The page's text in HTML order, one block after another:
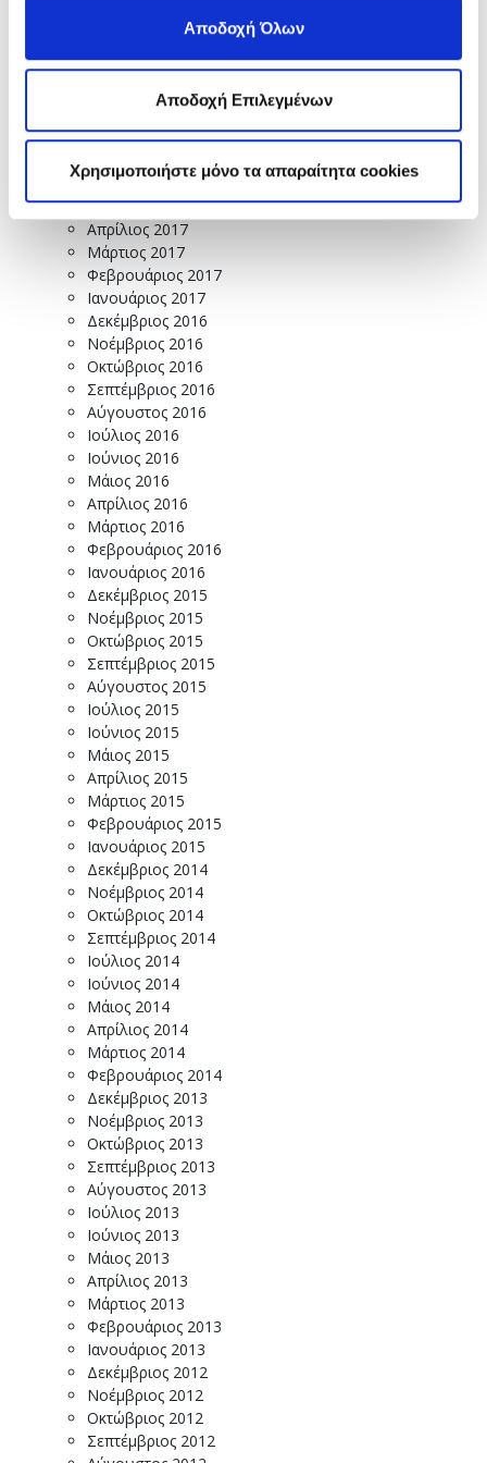
Αποδοχή Όλων
Αποδοχή Επιλεγμένων
Χρησιμοποιήστε μόνο τα απαραίτητα cookies
Ιανουάριος 2018
Νοέμβριος 2017
Οκτώβριος 2017
Σεπτέμβριος 2017
Αύγουστος 2017
Ιούλιος 2017
Ιούνιος 2017
Μάιος 2017
Απρίλιος 2017
Μάρτιος 2017
Φεβρουάριος 2017
Ιανουάριος 2017
Δεκέμβριος 2016
Νοέμβριος 2016
Οκτώβριος 2016
Σεπτέμβριος 2016
Αύγουστος 2016
Ιούλιος 2016
Ιούνιος 2016
Μάιος 2016
Απρίλιος 2016
Μάρτιος 2016
Φεβρουάριος 2016
Ιανουάριος 2016
Δεκέμβριος 2015
Νοέμβριος 2015
Οκτώβριος 2015
Σεπτέμβριος 2015
Αύγουστος 2015
Ιούλιος 2015
Ιούνιος 2015
Μάιος 2015
Απρίλιος 2015
Μάρτιος 2015
Φεβρουάριος 2015
Ιανουάριος 2015
Δεκέμβριος 2014
Νοέμβριος 2014
Οκτώβριος 2014
Σεπτέμβριος 2014
Ιούλιος 2014
Ιούνιος 2014
Μάιος 2014
Απρίλιος 2014
Μάρτιος 2014
Φεβρουάριος 2014
Δεκέμβριος 2013
Νοέμβριος 2013
Οκτώβριος 2013
Σεπτέμβριος 2013
Αύγουστος 2013
Ιούλιος 2013
Ιούνιος 2013
Μάιος 2013
Απρίλιος 2013
Μάρτιος 2013
Φεβρουάριος 2013
Ιανουάριος 2013
Δεκέμβριος 2012
Νοέμβριος 2012
Οκτώβριος 2012
Σεπτέμβριος 2012